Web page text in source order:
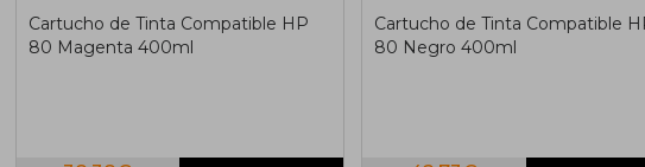
Cartucho de Tinta Compatible HP
80 Magenta 400ml
Cartucho de Tinta Compatible
80 Negro 400ml